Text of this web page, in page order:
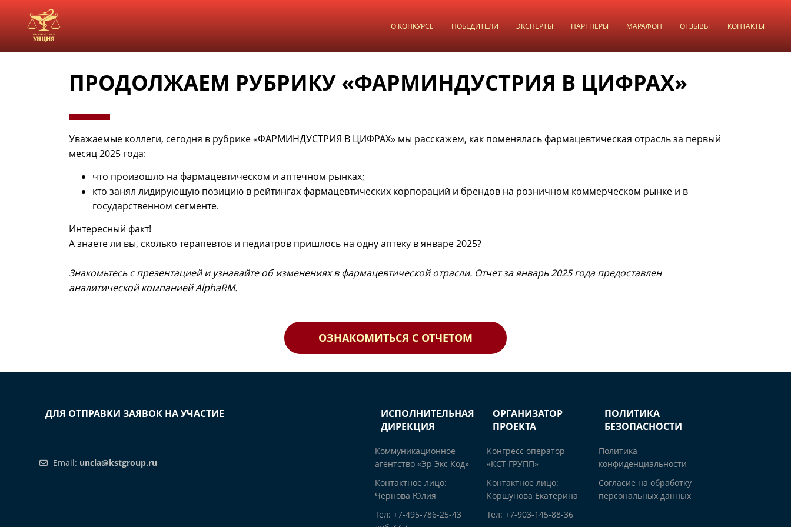
О КОНКУРСЕ ПОБЕДИТЕЛИ ЭКСПЕРТЫ ПАРТНЕРЫ МАРАФОН ОТЗЫВЫ КОНТАКТЫ
ПРОДОЛЖАЕМ РУБРИКУ «ФАРМИНДУСТРИЯ В ЦИФРАХ»
Уважаемые коллеги, сегодня в рубрике «ФАРМИНДУСТРИЯ В ЦИФРАХ» мы расскажем, как поменялась фармацевтическая отрасль за первый
месяц 2025 года:
что произошло на фармацевтическом и аптечном рынках;
кто занял лидирующую позицию в рейтингах фармацевтических корпораций и брендов на розничном коммерческом рынке и в
государственном сегменте.
Интересный факт!
А знаете ли вы, сколько терапевтов и педиатров пришлось на одну аптеку в январе 2025?
Знакомьтесь с презентацией и узнавайте об изменениях в фармацевтической отрасли. Отчет за январь 2025 года предоставлен
аналитической компанией AlphaRM.
ОЗНАКОМИТЬСЯ С ОТЧЕТОМ
ДЛЯ ОТПРАВКИ ЗАЯВОК НА УЧАСТИЕ
Email: uncia@kstgroup.ru
ИСПОЛНИТЕЛЬНАЯ
ДИРЕКЦИЯ
Коммуникационное
агентство «Эр Экс Код»
Контактное лицо:
Чернова Юлия
Тел: +7-495-786-25-43
ОРГАНИЗАТОР
ПРОЕКТА
Конгресс оператор
«КСТ ГРУПП»
Контактное лицо:
Коршунова Екатерина
Тел: +7-903-145-88-36
ПОЛИТИКА
БЕЗОПАСНОСТИ
Политика
конфиденциальности
Согласие на обработку
персональных данных